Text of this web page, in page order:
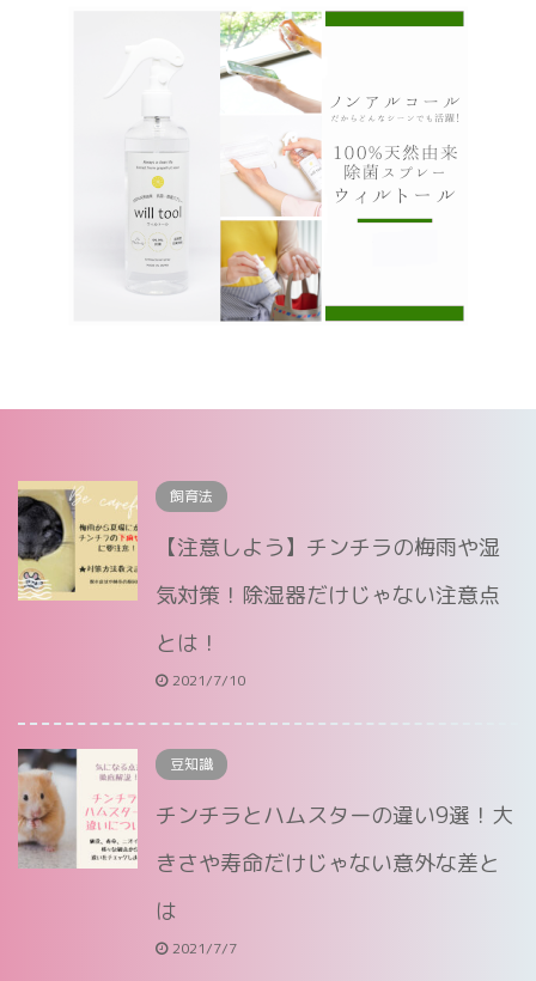
飼育法
【注意しよう】チンチラの梅雨や湿
気対策！除湿器だけじゃない注意点
とは！
2021/7/10
豆知識
チンチラとハムスターの違い9選！大
きさや寿命だけじゃない意外な差と
は
2021/7/7